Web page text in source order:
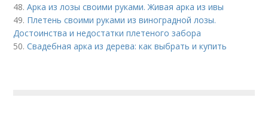
48.Арка из лозы своими руками. Живая арка из ивы
49. Плетень своими руками из виноградной лозы.
Достоинства и недостатки плетеного забора
50.Свадебная арка из дерева: как выбрать и купить